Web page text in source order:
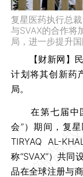
复星医药执行总
与SVAX的合作将
局，进一步提升
【财新网】
计划将其创新药
局。
在第七届中国
会”）期间，复
TIRYAQ AL-
称“SVAX”）共同
品在全球注册与